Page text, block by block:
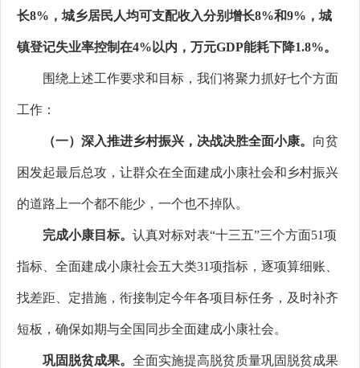
长8%，城乡居民人均可支配收入分别增长8%和9%，城
镇登记失业率控制在4%以内，万元GDP能耗下降1.8%。
围绕上述工作要求和目标，我们将聚力抓好七个方面
工作：
（一）深入推进乡村振兴，决战决胜全面小康。 向贫
困发起最后总攻，让群众在全面建成小康社会和乡村振兴
的道路上一个都不能少，一个也不掉队。
完成小康目标。 认真对标对表“十三五”三个方面51项
指标、全面建成小康社会五大类31项指标，逐项算细账、
找差距、定措施，衔接制定今年各项目标任务，及时补齐
短板，确保如期与全国同步全面建成小康社会。
巩固脱贫成果。 全面实施提高脱贫质量巩固脱贫成果